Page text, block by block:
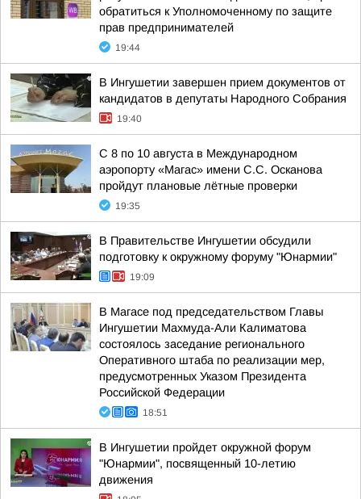
обратиться к Уполномоченному по защите
прав предпринимателей
19:44
В Ингушетии завершен прием документов от
кандидатов в депутаты Народного Собрания
19:40
С 8 по 10 августа в Международном
аэропорту «Магас» имени С.С. Осканова
пройдут плановые лётные проверки
19:35
В Правительстве Ингушетии обсудили
подготовку к окружному форуму "Юнармии"
19:09
В Магасе под председательством Главы
Ингушетии Махмуда-Али Калиматова
состоялось заседание регионального
Оперативного штаба по реализации мер,
предусмотренных Указом Президента
Российской Федерации
18:51
В Ингушетии пройдет окружной форум
"Юнармии", посвященный 10-летию
движения